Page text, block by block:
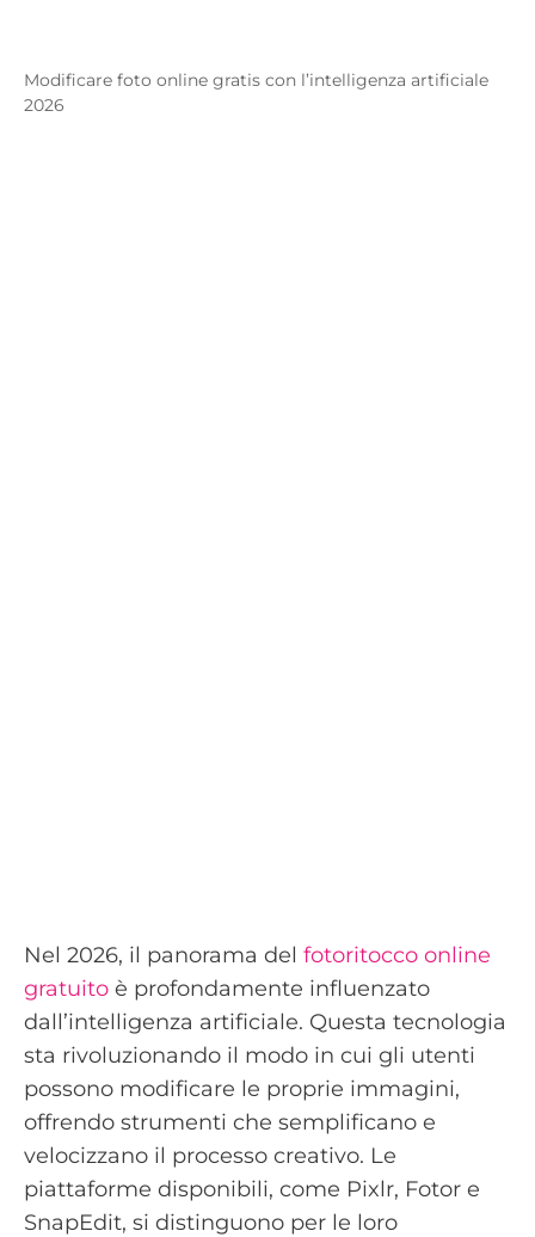
Modificare foto online gratis con l’intelligenza artificiale
2026
Nel 2026, il panorama del fotoritocco online
gratuito è profondamente influenzato
dall’intelligenza artificiale. Questa tecnologia
sta rivoluzionando il modo in cui gli utenti
possono modificare le proprie immagini,
offrendo strumenti che semplificano e
velocizzano il processo creativo. Le
piattaforme disponibili, come Pixlr, Fotor e
SnapEdit, si distinguono per le loro